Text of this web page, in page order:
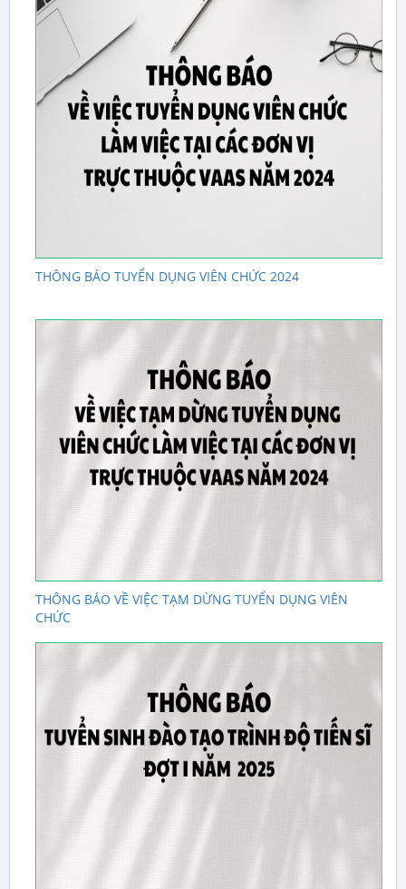
THÔNG BÁO TUYỂN DỤNG VIÊN CHỨC 2024
THÔNG BÁO VỀ VIỆC TẠM DỪNG TUYỂN DỤNG VIÊN
CHỨC